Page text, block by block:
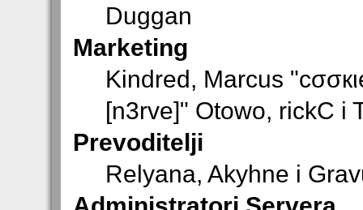
Duggan
Marketing
Kindred, Marcus
[n3rve]" Otowo, rickC i
Prevoditelji
Relyana, Akyhne i